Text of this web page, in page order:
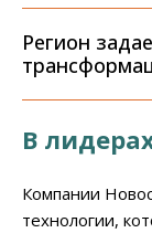
Регион
В
Компании
технологии,